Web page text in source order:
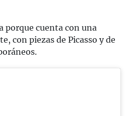
porque cuenta con una
con piezas de Picasso y de